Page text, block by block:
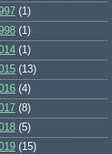
(1)
(1)
(1)
(13)
(4)
(8)
(5)
(15)